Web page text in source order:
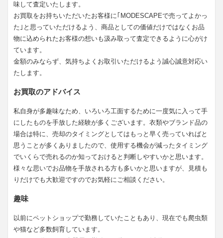
味して査定いたします。
お買取をお持ちいただいたお客様に｢MODESCAPEで売ってよかっ
た｣と思っていただけるよう、商品としての価値だけではなくお品
物に込められたお客様の想いも汲み取って査定できるように心がけ
ています。
金額のみならず、気持ちよくお取引いただけるよう誠心誠意対応い
たします。
お買取のアドバイス
私自身が多趣味なため、いろいろ工面するために一度気に入って手
にしたものを手放した経験が多くございます。衣類やブランド品の
場合は特に、売却のタイミングとしてはもっと早く売っていればと
思うことが多くありましたので、使用する機会が減ったタイミング
でいくらで売れるのか知っておけると判断しやすいかと思います。
様々な思いでお品物を手放される方も多いかと思いますが、見積も
りだけでも大歓迎ですのでお気軽にご相談ください。
趣味
以前にペットショップで勤務していたこともあり、現在でも爬虫類
や猫など多数飼育しています。